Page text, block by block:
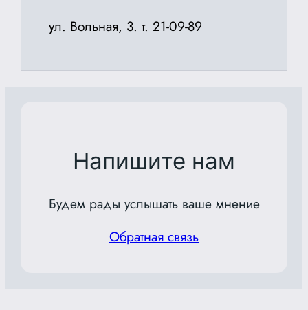
ул. Вольная, 3. т. 21-09-89
Напишите нам
Будем рады услышать ваше мнение
Обратная связь